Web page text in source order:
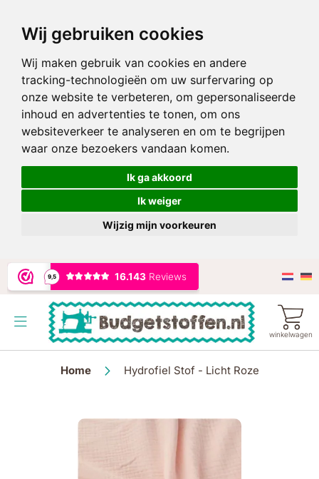
Wij gebruiken cookies
Wij maken gebruik van cookies en andere
tracking-technologieën om uw surfervaring op
onze website te verbeteren, om gepersonaliseerde
inhoud en advertenties te tonen, om ons
websiteverkeer te analyseren en om te begrijpen
waar onze bezoekers vandaan komen.
Ik ga akkoord
Ik weiger
Wijzig mijn voorkeuren
naar
de
winkelwagen
Home Hydrofiel Stof - Licht Roze